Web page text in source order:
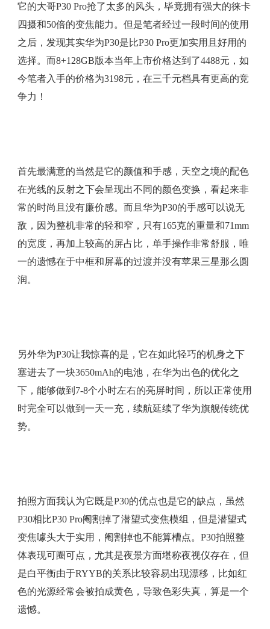
它的大哥P30 Pro抢了太多的风头，毕竟拥有强大的徕卡
四摄和50倍的变焦能力。但是笔者经过一段时间的使用
之后，发现其实华为P30是比P30 Pro更加实用且好用的
选择。而8+128GB版本当年上市价格达到了4488元，如
今笔者入手的价格为3198元，在三千元档具有更高的竞
争力！
首先最满意的当然是它的颜值和手感，天空之境的配色
在光线的反射之下会呈现出不同的颜色变换，看起来非
常的时尚且没有廉价感。而且华为P30的手感可以说无
敌，因为整机非常的轻和窄，只有165克的重量和71mm
的宽度，再加上较高的屏占比，单手操作非常舒服，唯
一的遗憾在于中框和屏幕的过渡并没有苹果三星那么圆
润。
另外华为P30让我惊喜的是，它在如此轻巧的机身之下
塞进去了一块3650mAh的电池，在华为出色的优化之
下，能够做到7-8个小时左右的亮屏时间，所以正常使用
时完全可以做到一天一充，续航延续了华为旗舰传统优
势。
拍照方面我认为它既是P30的优点也是它的缺点，虽然
P30相比P30 Pro阉割掉了潜望式变焦模组，但是潜望式
变焦噱头大于实用，阉割掉也不能算槽点。P30拍照整
体表现可圈可点，尤其是夜景方面堪称夜视仪存在，但
是白平衡由于RYYB的关系比较容易出现漂移，比如红
色的光源经常会被拍成黄色，导致色彩失真，算是一个
遗憾。